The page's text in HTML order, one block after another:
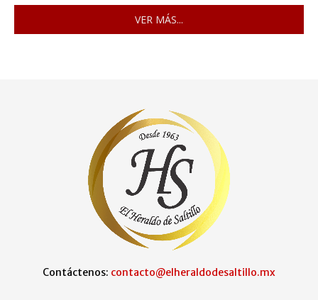
VER MÁS...
Contáctenos: contacto@elheraldodesaltillo.mx